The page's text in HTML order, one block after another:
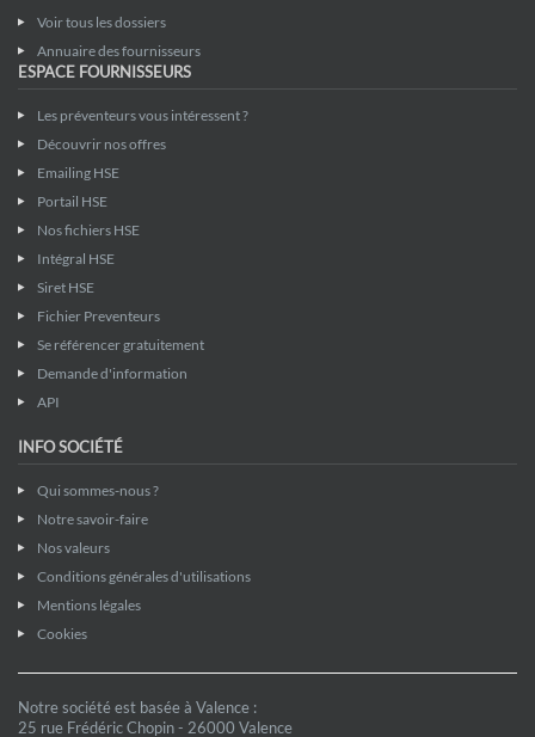
Voir tous les dossiers
Annuaire des fournisseurs
ESPACE FOURNISSEURS
Les préventeurs vous intéressent ?
Découvrir nos offres
Emailing HSE
Portail HSE
Nos fichiers HSE
Intégral HSE
Siret HSE
Fichier Preventeurs
Se référencer gratuitement
Demande d'information
API
INFO SOCIÉTÉ
Qui sommes-nous ?
Notre savoir-faire
Nos valeurs
Conditions générales d'utilisations
Mentions légales
Cookies
Notre société est basée à Valence :
25 rue Frédéric Chopin - 26000 Valence